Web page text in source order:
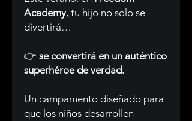
Academy, tu hijo no solo se
divertirá…
👉 se convertirá en un auténtico
superhéroe de verdad.
Un campamento diseñado para
que los niños desarrollen